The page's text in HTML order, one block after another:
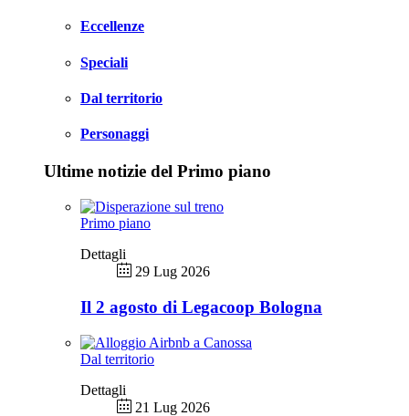
Eccellenze
Speciali
Dal territorio
Personaggi
Ultime notizie del Primo piano
Primo piano
Dettagli
29 Lug 2026
Il 2 agosto di Legacoop Bologna
Dal territorio
Dettagli
21 Lug 2026